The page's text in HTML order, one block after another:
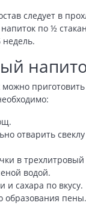
следует в
по ½
недель.
отварить
в
водой.
и сахара по вкусу.
образования пены.